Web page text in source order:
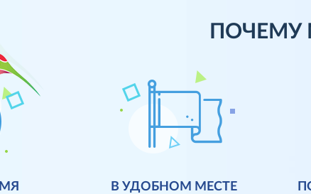
ПОЧЕМУ
В УДОБНОМ МЕСТЕ